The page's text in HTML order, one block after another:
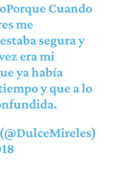
Cuando
me
segura y
era mi
ya había
y que a lo
(@DulceMireles)